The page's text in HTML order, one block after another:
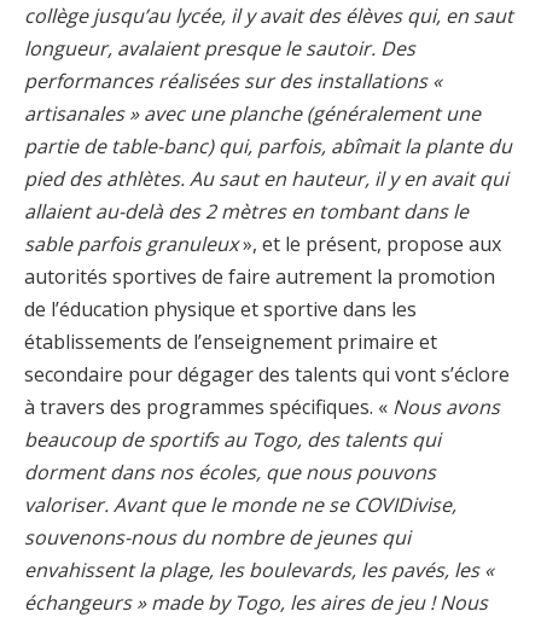
collège jusqu’au lycée, il y avait des élèves qui, en saut
longueur, avalaient presque le sautoir. Des
performances réalisées sur des installations «
artisanales » avec une planche (généralement une
partie de table-banc) qui, parfois, abîmait la plante du
pied des athlètes. Au saut en hauteur, il y en avait qui
allaient au-delà des 2 mètres en tombant dans le
sable parfois granuleux», et le présent, propose aux
autorités sportives de faire autrement la promotion
de l’éducation physique et sportive dans les
établissements de l’enseignement primaire et
secondaire pour dégager des talents qui vont s’éclore
à travers des programmes spécifiques. « Nous avons
beaucoup de sportifs au Togo, des talents qui
dorment dans nos écoles, que nous pouvons
valoriser. Avant que le monde ne se COVIDivise,
souvenons-nous du nombre de jeunes qui
envahissent la plage, les boulevards, les pavés, les «
échangeurs » made by Togo, les aires de jeu ! Nous